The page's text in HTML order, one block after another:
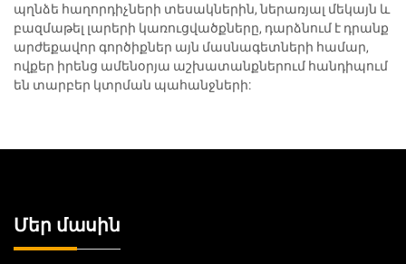
պղնձե հաղորդիչների տեսակներին, ներառյալ մեկայն և
բազմաթել լարերի կառուցվածքները, դարձնում է դրանք
արժեքավոր գործիքներ այն մասնագետների համար,
ովքեր իրենց ամենօրյա աշխատանքներում հանդիպում
են տարբեր կտրման պահանջների:
Մեր մասին